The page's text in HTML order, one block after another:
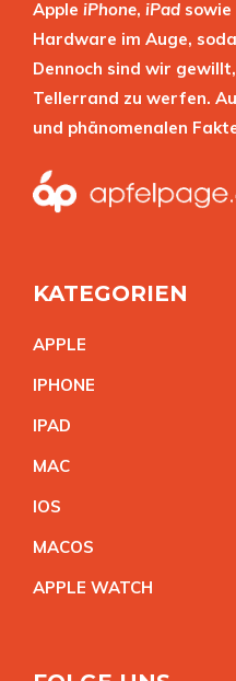
Apple iPhone, iPad sowie
Hardware im Auge,
Dennoch sind wir
Tellerrand zu werfen.
und phänomenalen
KATEGORIEN
APPLE
IPHONE
IPAD
MAC
IOS
MACOS
APPLE WATCH